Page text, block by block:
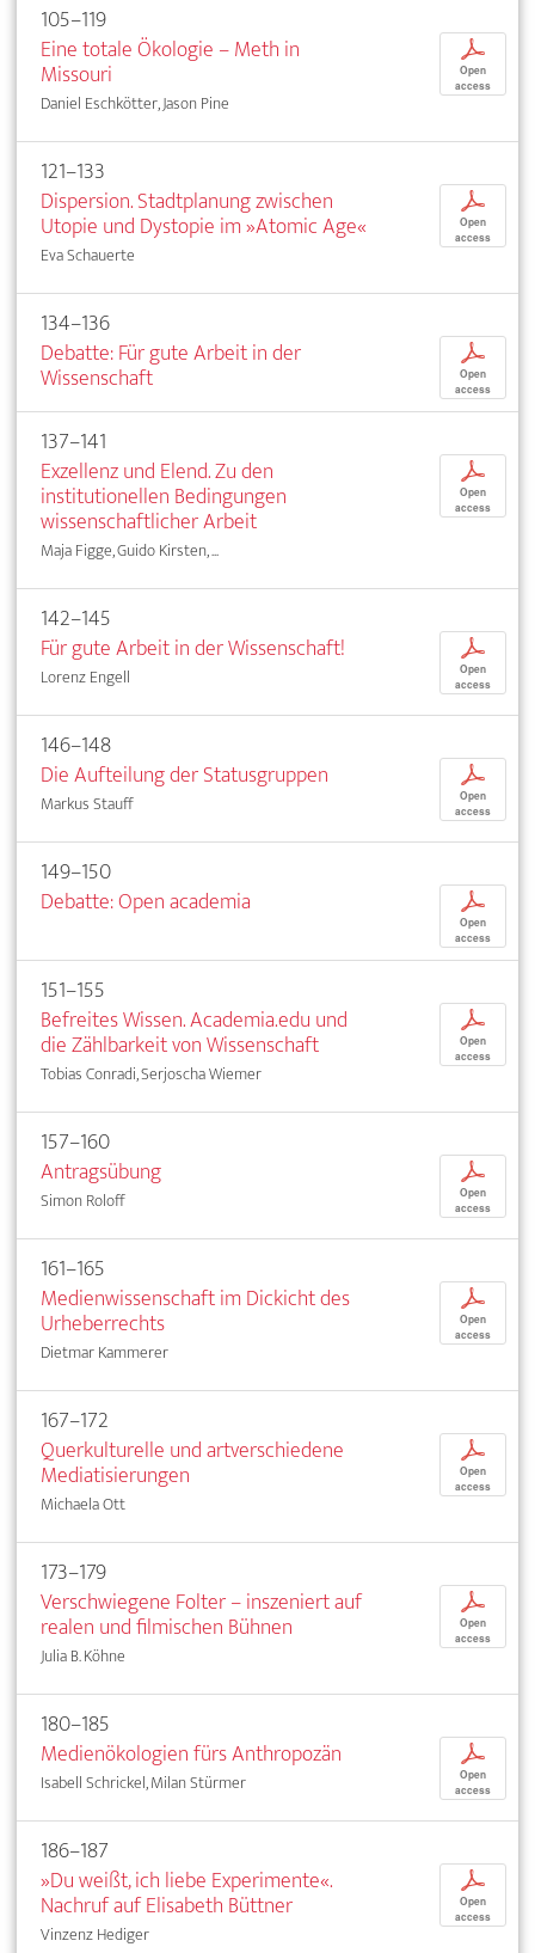
105–119
Eine totale Ökologie – Meth in
Missouri
Daniel Eschkötter, Jason Pine
p
Open
access
121–133
Dispersion. Stadtplanung zwischen
Utopie und Dystopie im »Atomic Age«
Eva Schauerte
p
Open
access
134–136
Debatte: Für gute Arbeit in der
Wissenschaft
p
Open
access
137–141
Exzellenz und Elend. Zu den
institutionellen Bedingungen
wissenschaftlicher Arbeit
Maja Figge, Guido Kirsten, ...
p
Open
access
142–145
Für gute Arbeit in der Wissenschaft!
Lorenz Engell
p
Open
access
146–148
Die Aufteilung der Statusgruppen
Markus Stauff
p
Open
access
149–150
Debatte: Open academia
p
Open
access
151–155
Befreites Wissen. Academia.edu und
die Zählbarkeit von Wissenschaft
Tobias Conradi, Serjoscha Wiemer
p
Open
access
157–160
Antragsübung
Simon Roloff
p
Open
access
161–165
Medienwissenschaft im Dickicht des
Urheberrechts
Dietmar Kammerer
p
Open
access
167–172
Querkulturelle und artverschiedene
Mediatisierungen
Michaela Ott
p
Open
access
173–179
Verschwiegene Folter – inszeniert auf
realen und filmischen Bühnen
Julia B. Köhne
p
Open
access
180–185
Medienökologien fürs Anthropozän
Isabell Schrickel, Milan Stürmer
p
Open
access
186–187
»Du weißt, ich liebe Experimente«.
Nachruf auf Elisabeth Büttner
Vinzenz Hediger
p
Open
access